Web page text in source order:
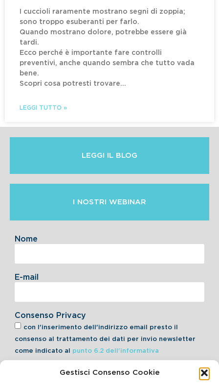
Gestisci Consenso Cookie
I cuccioli raramente mostrano segni di zoppia;
sono troppo esuberanti per farlo.
Quando mostrano dolore, potrebbe essere già
tardi.
Ecco perché è importante fare controlli
preventivi, anche quando sembra che tutto vada
bene.
Scopri cosa potresti trovare…
LEGGI TUTTO »
LEGGI IL BLOG
I NOSTRI WEBINAR
Consenso Privacy
con l'inserimento dell'indirizzo email presto il
consenso al trattamento dei dati per invio newsletter
come indicato al punto 6.2 dell'informativa
Nome
E-mail
Iscriviti alla Newsletter